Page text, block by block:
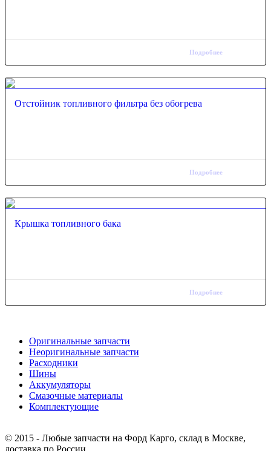
Подробнее
Отстойник топливного фильтра без обогрева
Подробнее
Крышка топливного бака
Подробнее
Оригинальные запчасти
Неоригинальные запчасти
Расходники
Шины
Аккумуляторы
Смазочные материалы
Комплектующие
© 2015 - Любые запчасти на Форд Карго, склад в Москве,